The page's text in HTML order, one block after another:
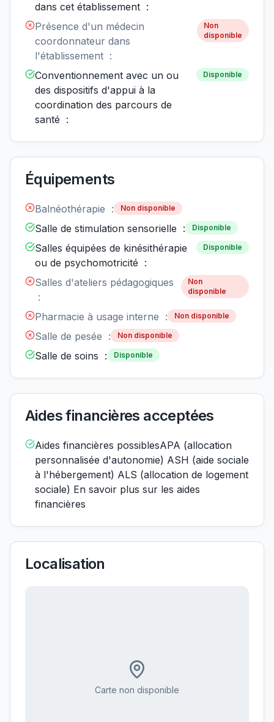
dans cet établissement :
Présence d'un médecin
coordonnateur dans
l'établissement :
Non
disponible
Conventionnement avec un ou
des dispositifs d'appui à la
coordination des parcours de
santé :
Disponible
Équipements
Balnéothérapie : Non disponible
Salle de stimulation sensorielle : Disponible
Salles équipées de kinésithérapie
ou de psychomotricité :
Disponible
Salles d'ateliers pédagogiques
:
Non
disponible
Pharmacie à usage interne : Non disponible
Salle de pesée : Non disponible
Salle de soins : Disponible
Aides financières acceptées
Aides financières possiblesAPA (allocation
personnalisée d'autonomie) ASH (aide sociale
à l'hébergement) ALS (allocation de logement
sociale) En savoir plus sur les aides
financières
Localisation
Carte non disponible